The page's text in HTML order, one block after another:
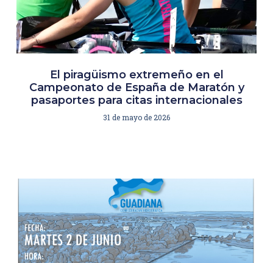
El piragüismo extremeño en el
Campeonato de España de Maratón y
pasaportes para citas internacionales
31 de mayo de 2026